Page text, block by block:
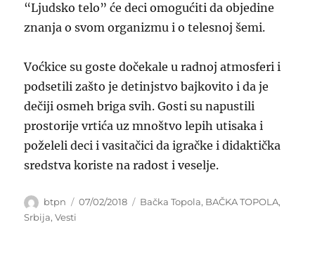
“Ljudsko telo” će deci omogućiti da objedine
znanja o svom organizmu i o telesnoj šemi.
Voćkice su goste dočekale u radnoj atmosferi i
podsetili zašto je detinjstvo bajkovito i da je
dečiji osmeh briga svih. Gosti su napustili
prostorije vrtića uz mnoštvo lepih utisaka i
poželeli deci i vasitačici da igračke i didaktička
sredstva koriste na radost i veselje.
Author
btpn
Posted
07/02/2018 Categories
Bačka Topola, BAČKA TOPOLA,
Srbija,Vesti